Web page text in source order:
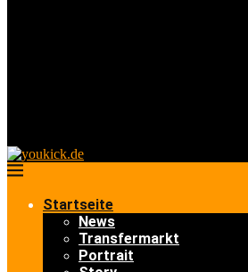
Startseite
News
Transfermarkt
Portrait